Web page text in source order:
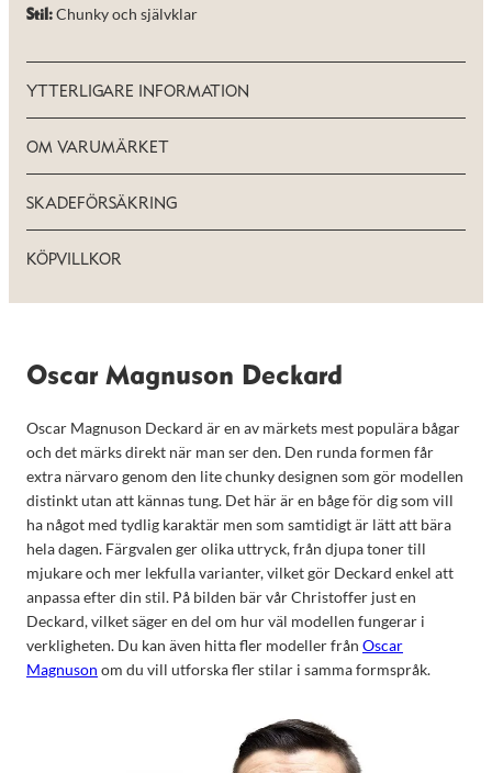
Stil: Chunky och självklar
YTTERLIGARE INFORMATION
OM VARUMÄRKET
SKADEFÖRSÄKRING
KÖPVILLKOR
Oscar Magnuson Deckard
Oscar Magnuson Deckard är en av märkets mest populära bågar
och det märks direkt när man ser den. Den runda formen får
extra närvaro genom den lite chunky designen som gör modellen
distinkt utan att kännas tung. Det här är en båge för dig som vill
ha något med tydlig karaktär men som samtidigt är lätt att bära
hela dagen. Färgvalen ger olika uttryck, från djupa toner till
mjukare och mer lekfulla varianter, vilket gör Deckard enkel att
anpassa efter din stil. På bilden bär vår Christoffer just en
Deckard, vilket säger en del om hur väl modellen fungerar i
verkligheten. Du kan även hitta fler modeller från Oscar
Magnuson om du vill utforska fler stilar i samma formspråk.